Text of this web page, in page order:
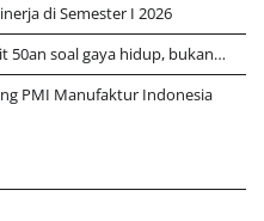
di Semester I 2026
50an soal gaya hidup, bukan…
PMI Manufaktur Indonesia